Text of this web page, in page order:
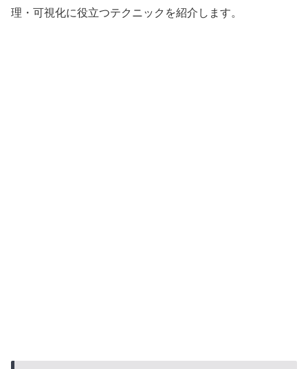
理・可視化に役立つテクニックを紹介します。